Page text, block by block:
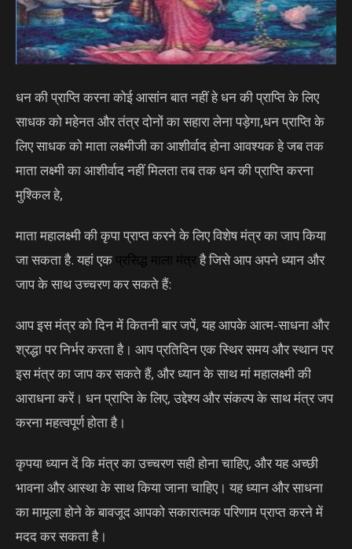
धन की प्राप्ति करना कोई आसांन बात नहीं हे धन की प्राप्ति के लिए
साधक को महेनत और तंत्र दोनों का सहारा लेना पड़ेगा,धन प्राप्ति के
लिए साधक को माता लक्ष्मीजी का आशीर्वाद होना आवश्यक हे जब तक
माता लक्ष्मी का आशीर्वाद नहीं मिलता तब तक धन की प्राप्ति करना
मुश्किल हे,
माता महालक्ष्मी की कृपा प्राप्त करने के लिए विशेष मंत्र का जाप किया
जा सकता है. यहां एक प्रसिद्ध माला मंत्रहै जिसे आप अपने ध्यान और
जाप के साथ उच्चरण कर सकते हैं:
आप इस मंत्र को दिन में कितनी बार जपें, यह आपके आत्म-साधना और
श्रद्धा पर निर्भर करता है। आप प्रतिदिन एक स्थिर समय और स्थान पर
इस मंत्र का जाप कर सकते हैं, और ध्यान के साथ मां महालक्ष्मी की
आराधना करें। धन प्राप्ति के लिए, उद्देश्य और संकल्प के साथ मंत्र जप
करना महत्वपूर्ण होता है।
कृपया ध्यान दें कि मंत्र का उच्चरण सही होना चाहिए, और यह अच्छी
भावना और आस्था के साथ किया जाना चाहिए। यह ध्यान और साधना
का मामूला होने के बावजूद आपको सकारात्मक परिणाम प्राप्त करने में
मदद कर सकता है।